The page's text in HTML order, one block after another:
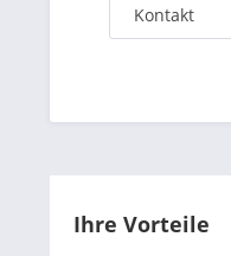
Kontakt
Ihre Vorteile